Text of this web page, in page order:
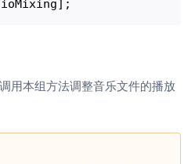
用本组方法调整音乐文件的播放